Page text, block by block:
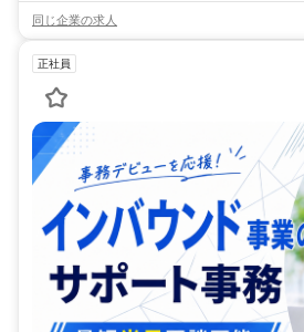
同じ企業の求人
正社員